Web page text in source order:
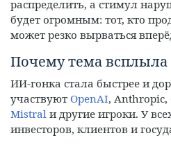
распределить, а стимул
будет огромным: тот, кто
может резко вырваться
Почему тема
ИИ-гонка стала быстрее и
участвуют OpenAI, Anthropic,
Mistral и другие игроки. У
инвесторов, клиентов и